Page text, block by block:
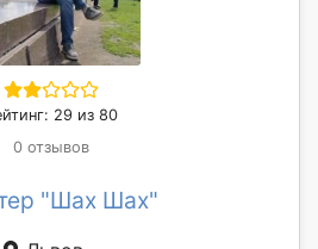
29 из 80
0 отзывов
"Шах Шах"